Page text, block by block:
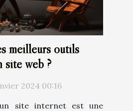
meilleurs outils
site web ?
2024 00:16
site internet est une